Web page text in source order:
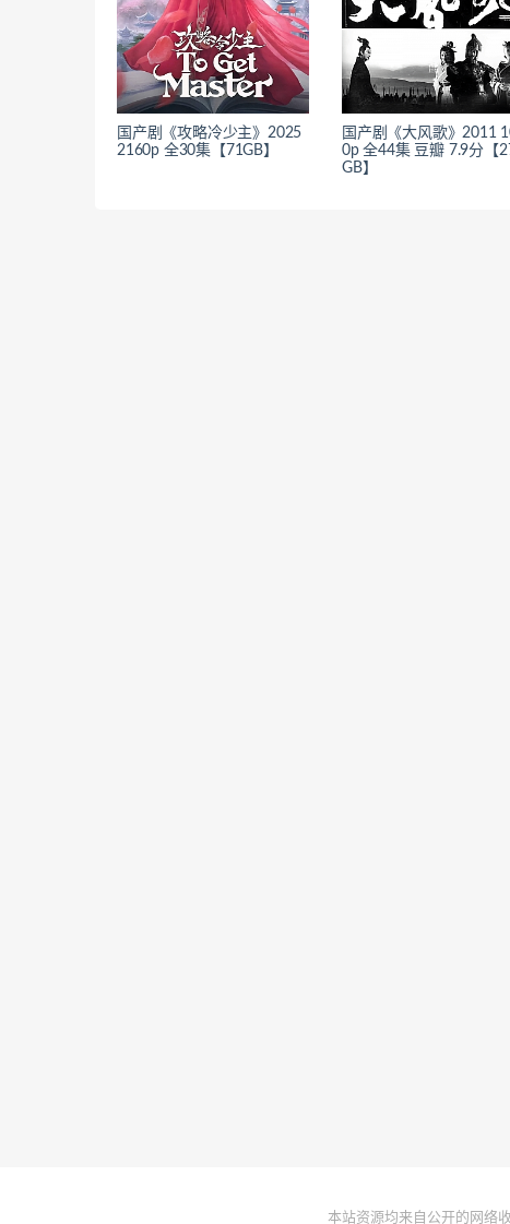
国产剧《攻略冷少主》2025
2160p 全30集【71GB】
国产剧《大风歌》2011
0p 全44集 豆瓣 7.9分【
GB】
本站资源均来自公开的网络